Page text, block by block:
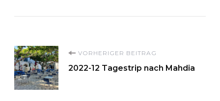
Beitragsnavigation
VORHERIGER BEITRAG
2022-12 Tagestrip nach Mahdia